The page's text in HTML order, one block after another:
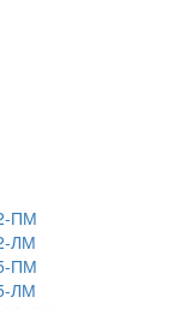
ПМ
ЛМ
ПМ
ЛМ